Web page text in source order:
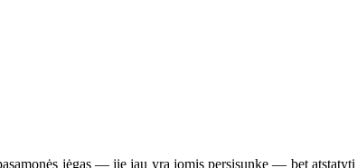
jėgas — jie jau yra jomis persisunkę — bet